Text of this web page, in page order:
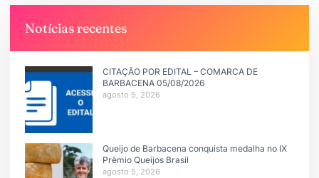
Notícias recentes
CITAÇÃO POR EDITAL – COMARCA DE
BARBACENA 05/08/2026
agosto 5, 2026
Queijo de Barbacena conquista medalha no IX
Prêmio Queijos Brasil
agosto 5, 2026